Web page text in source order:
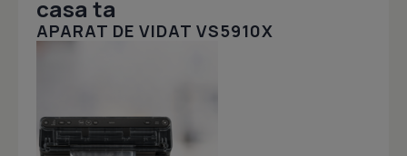
casa ta
APARAT DE VIDAT VS5910X